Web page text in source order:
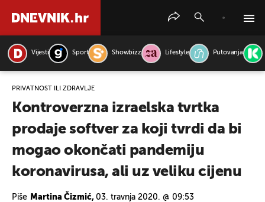
Vijesti Sport Showbizz Lifestyle Putovanja
PRIVATNOST ILI ZDRAVLJE
Kontroverzna izraelska tvrtka
prodaje softver za koji tvrdi da bi
mogao okončati pandemiju
koronavirusa, ali uz veliku cijenu
Piše Martina Čizmić, 03. travnja 2020. @ 09:53
PRETRAŽITE VIJESTI